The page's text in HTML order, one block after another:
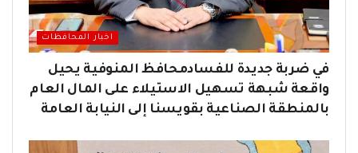
اخبار المحافظات
في ضربة جديدة للفسادمحافظ المنوفية يحيل
واقعة شبهة تسهيل الاستيلاء على المال العام
بالمنطقة الصناعية بقويسنا إلى النيابة العامة